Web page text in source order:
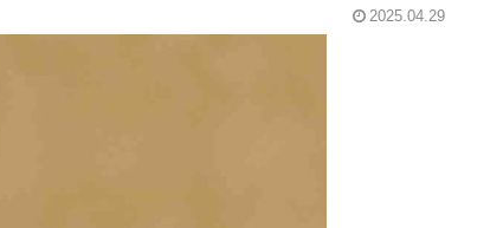
2025.04.29